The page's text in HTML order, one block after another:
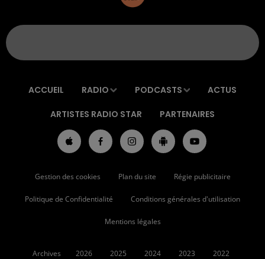
ACCUEIL RADIO PODCASTS ACTUS
ARTISTES RADIO STAR PARTENAIRES
Gestion des cookies Plan du site Régie publicitaire
Politique de Confidentialité Conditions générales d'utilisation
Mentions légales
Archives 2026 2025 2024 2023 2022